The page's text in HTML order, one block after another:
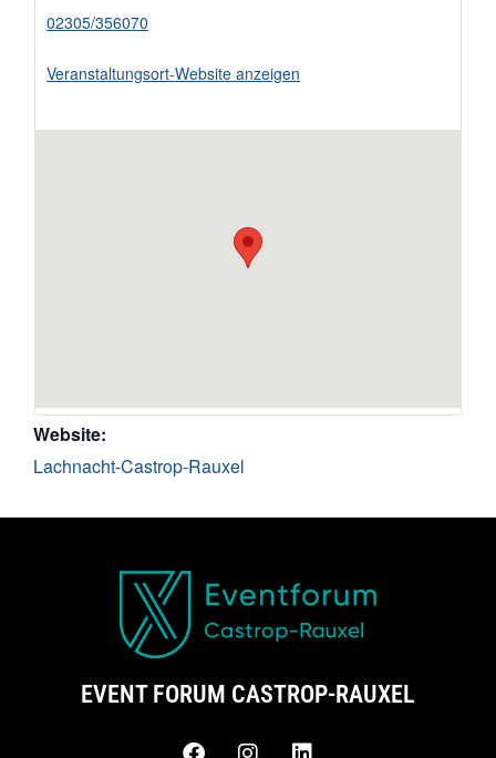
02305/356070
Veranstaltungsort-Website anzeigen
Website:
Lachnacht-Castrop-Rauxel
EVENT FORUM CASTROP-RAUXEL